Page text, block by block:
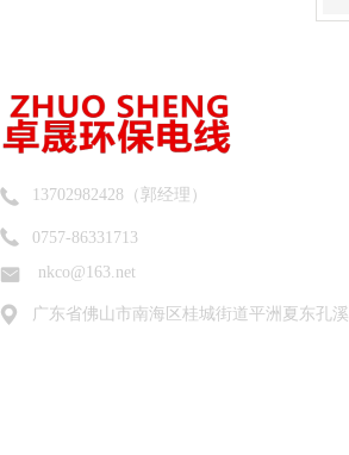
13702982428（郭经理）
nkco@163.net
广东省佛山市南海区桂城街道平洲夏东孔溪
0757-86331713